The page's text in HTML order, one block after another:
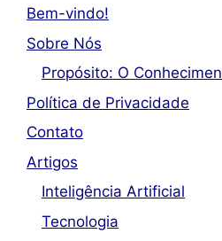
Bem-vindo!
Sobre Nós
Propósito: O
Política de Privacidade
Contato
Artigos
Inteligência Artificial
Tecnologia